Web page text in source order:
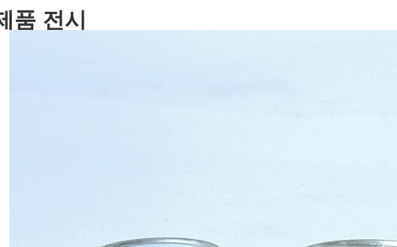
품 전시